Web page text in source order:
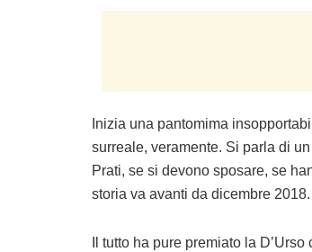
Inizia una pantomima
surreale, veramente. Si parla di
Prati, se si devono sposare, se
storia va avanti da dicembre
Il tutto ha pure premiato la